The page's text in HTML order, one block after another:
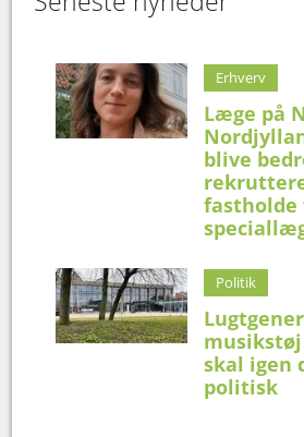
Erhverv
Læge på
blive
fastholde
Politik
musikstøj
skal igen
politisk